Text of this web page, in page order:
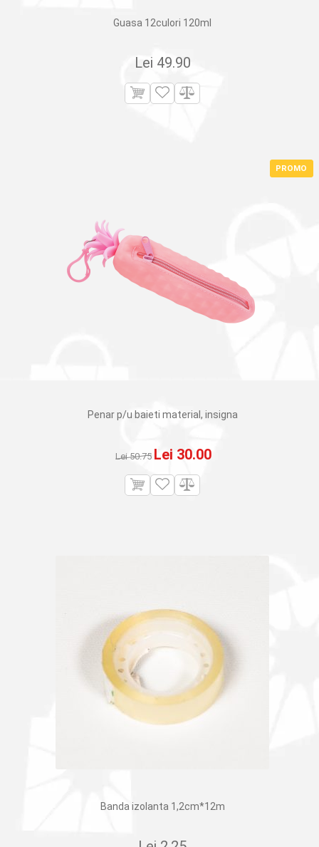
Guasa 12culori 120ml
Lei 49.90
Penar p/u baieti material, insigna
Lei50.75 Prețul
inițial
a
Lei 30.00Prețul
PROMO
Banda izolanta 1,2cm*12m